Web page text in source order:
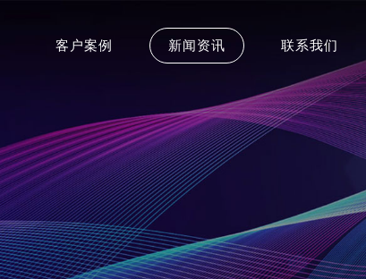
客户案例 新闻资讯 联系我们